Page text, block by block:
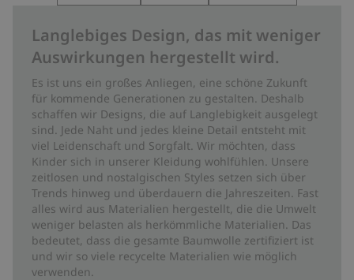
Langlebiges Design, das mit weniger
Auswirkungen hergestellt wird.
Es ist uns ein großes Anliegen, eine schöne Zukunft
für kommende Generationen zu gestalten. Deshalb
schaffen wir Designs, die auf Langlebigkeit ausgelegt
sind. Jede Naht und jedes kleine Detail entsteht mit
viel Leidenschaft und Sorgfalt. Wir möchten, dass
Kinder sich in unserer Kleidung wohlfühlen. Unsere
zeitlosen und nostalgischen Styles setzen sich über
Trends hinweg und überdauern die Jahreszeiten. Fast
alles wird aus Materialien hergestellt, die die Umwelt
weniger belasten als herkömmliche Materialien. Das
bedeutet, dass die gesamte Baumwolle zertifiziert ist
und wir so viele recycelte Materialien wie möglich
verwenden.